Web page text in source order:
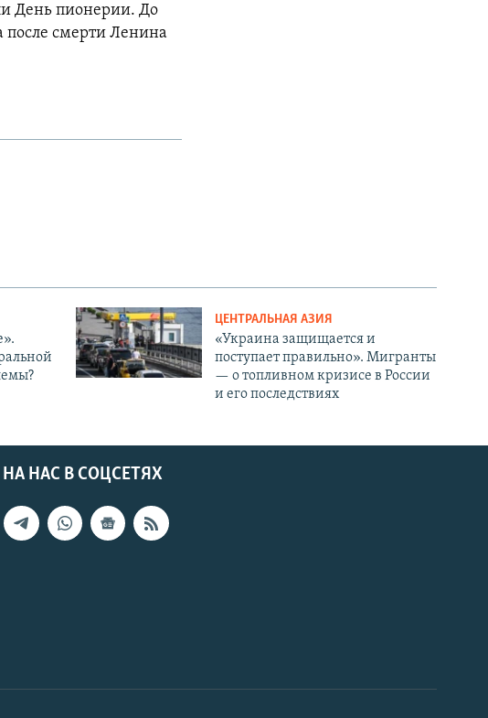
День пионерии. До
после смерти Ленина
ЦЕНТРАЛЬНАЯ АЗИЯ
«Украина защищается и
поступает правильно». Мигранты
— о топливном кризисе в России
и его последствиях
НАС В СОЦСЕТЯХ